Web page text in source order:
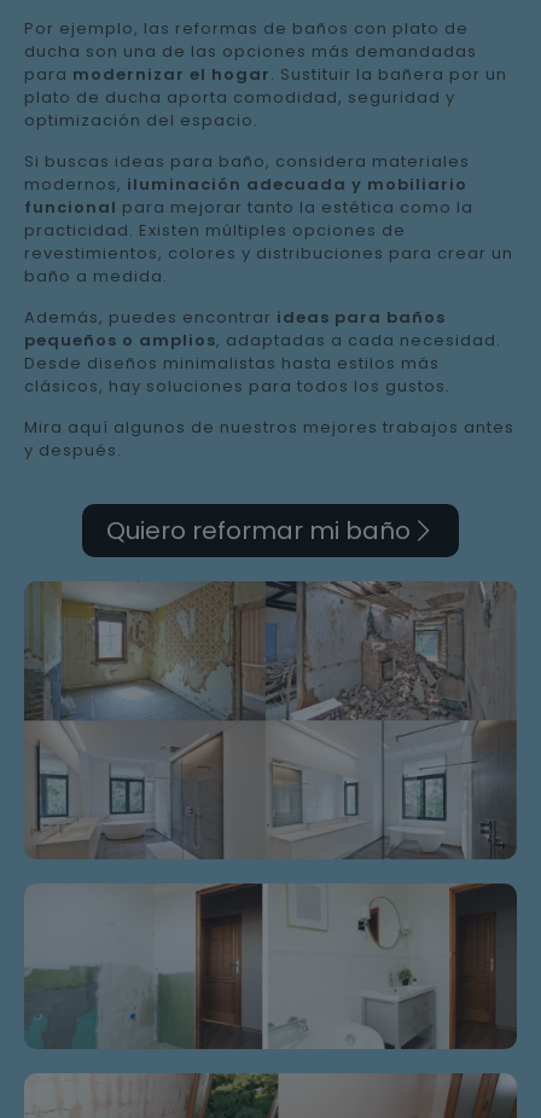
Por ejemplo, las reformas de baños con plato de
ducha son una de las opciones más demandadas
para modernizar el hogar. Sustituir la bañera por un
plato de ducha aporta comodidad, seguridad y
optimización del espacio.
Si buscas ideas para baño, considera materiales
modernos, iluminación adecuada y mobiliario
funcional para mejorar tanto la estética como la
practicidad. Existen múltiples opciones de
revestimientos, colores y distribuciones para crear un
baño a medida.
Además, puedes encontrar ideas para baños
pequeños o amplios, adaptadas a cada necesidad.
Desde diseños minimalistas hasta estilos más
clásicos, hay soluciones para todos los gustos.
Mira aquí algunos de nuestros mejores trabajos antes
y después.
Quiero reformar mi baño